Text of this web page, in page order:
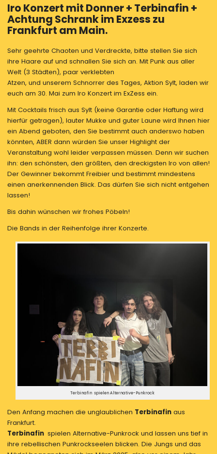
Iro Konzert mit Donner + Terbinafin +
Achtung Schrank im Exzess zu
Frankfurt am Main.
Sehr geehrte Chaoten und Verdreckte, bitte stellen Sie sich
ihre Haare auf und schnallen Sie sich an. Mit Punk aus aller
Welt (3 Städten), paar verklebten
Atzen, und unserem Schnorrer des Tages, Aktion Sylt, laden wir
euch am 30. Mai zum Iro Konzert im ExZess ein.
Mit Cocktails frisch aus Sylt (keine Garantie oder Haftung wird
hierfür getragen), lauter Mukke und guter Laune wird Ihnen hier
ein Abend geboten, den Sie bestimmt auch anderswo haben
könnten, ABER dann würden Sie unser Highlight der
Veranstaltung wohl leider verpassen müssen. Denn wir suchen
ihn: den schönsten, den größten, den dreckigsten Iro von allen!
Der Gewinner bekommt Freibier und bestimmt mindestens
einen anerkennenden Blick. Das dürfen Sie sich nicht entgehen
lassen!
Bis dahin wünschen wir frohes Pöbeln!
Die Bands in der Reihenfolge ihrer Konzerte.
Terbinafin spielen Alternative-Punkrock
Den Anfang machen die unglaublichen Terbinafin aus
Frankfurt.
Terbinafin spielen Alternative-Punkrock und lassen uns tief in
ihre rebellischen Punkrockseelen blicken. Die Jungs und das